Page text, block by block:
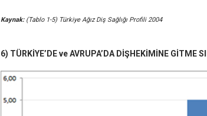
Kaynak: (Tablo 1-5) Türkiye Ağız Diş Sağlığı Profili 2004
6) TÜRKİYE’DE ve AVRUPA’DA DİŞHEKİMİNE GİTME